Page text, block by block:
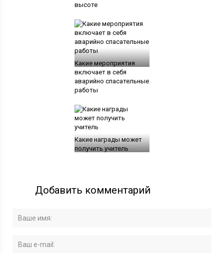
высоте
Какие мероприятия
включает в себя
аварийно спасательные
работы
Какие награды может
получить учитель
Добавить комментарий